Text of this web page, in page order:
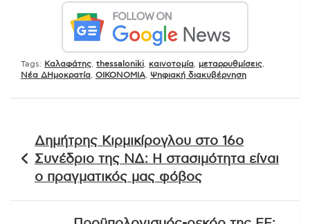
Tags: Kαλαφάτης thessaloniki καινοτομία μεταρρυθμίσεις
Νέα ΔΗμοκρατία ΟΙΚΟΝΟΜΙΑ Ψηφιακή διακυβέρνηση
άρθρων
Δημήτρης Κιρμικίρογλου στο 16ο
Συνέδριο της ΝΔ: Η στασιμότητα είναι
ο πραγματικός μας φόβος